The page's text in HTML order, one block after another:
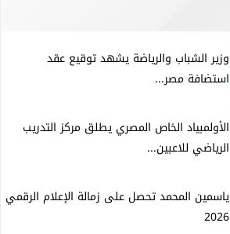
وزير الشباب والرياضة يشهد توقيع عقد
استضافة مصر...
الأولمبياد الخاص المصري يطلق مركز التدريب
الرياضي للاعبين...
ياسمين المحمد تحصل على زمالة الإعلام الرقمي
2026